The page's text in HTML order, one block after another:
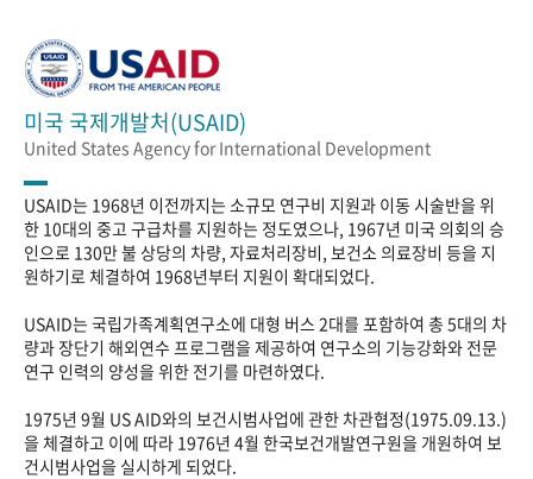
미국 국제개발처(USAID)
United States Agency for International Development
USAID는 1968년 이전까지는 소규모 연구비 지원과 이동 시술반을 위
한 10대의 중고 구급차를 지원하는 정도였으나, 1967년 미국 의회의 승
인으로 130만 불 상당의 차량, 자료처리장비, 보건소 의료장비 등을 지
원하기로 체결하여 1968년부터 지원이 확대되었다.
USAID는 국립가족계획연구소에 대형 버스 2대를 포함하여 총 5대의 차
량과 장단기 해외연수 프로그램을 제공하여 연구소의 기능강화와 전문
연구 인력의 양성을 위한 전기를 마련하였다.
1975년 9월 US AID와의 보건시범사업에 관한 차관협정(1975.09.13.)
을 체결하고 이에 따라 1976년 4월 한국보건개발연구원을 개원하여 보
건시범사업을 실시하게 되었다.